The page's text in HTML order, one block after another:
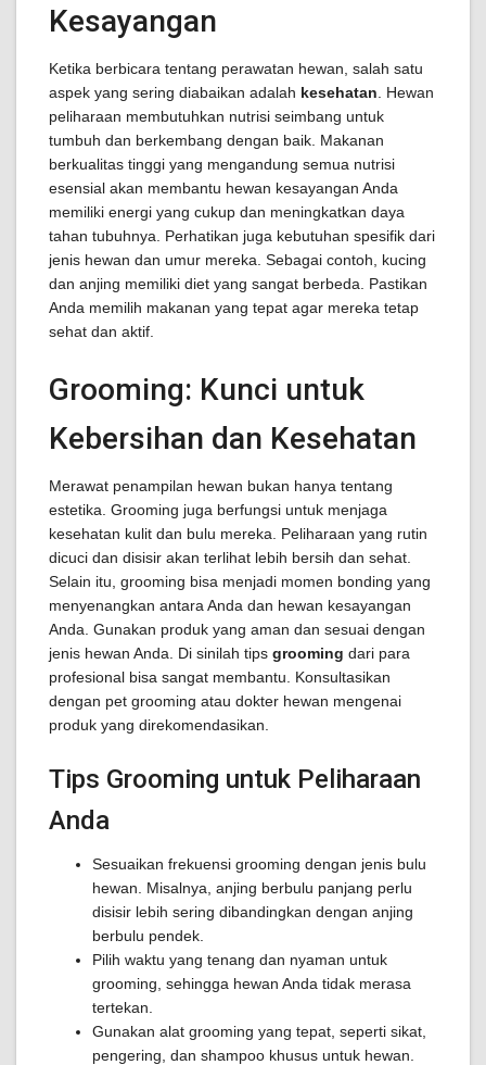
Kesayangan
Ketika berbicara tentang perawatan hewan, salah satu
aspek yang sering diabaikan adalah kesehatan . Hewan
peliharaan membutuhkan nutrisi seimbang untuk
tumbuh dan berkembang dengan baik. Makanan
berkualitas tinggi yang mengandung semua nutrisi
esensial akan membantu hewan kesayangan Anda
memiliki energi yang cukup dan meningkatkan daya
tahan tubuhnya. Perhatikan juga kebutuhan spesifik dari
jenis hewan dan umur mereka. Sebagai contoh, kucing
dan anjing memiliki diet yang sangat berbeda. Pastikan
Anda memilih makanan yang tepat agar mereka tetap
sehat dan aktif.
Grooming: Kunci untuk
Kebersihan dan Kesehatan
Merawat penampilan hewan bukan hanya tentang
estetika. Grooming juga berfungsi untuk menjaga
kesehatan kulit dan bulu mereka. Peliharaan yang rutin
dicuci dan disisir akan terlihat lebih bersih dan sehat.
Selain itu, grooming bisa menjadi momen bonding yang
menyenangkan antara Anda dan hewan kesayangan
Anda. Gunakan produk yang aman dan sesuai dengan
jenis hewan Anda. Di sinilah tips grooming dari para
profesional bisa sangat membantu. Konsultasikan
dengan pet grooming atau dokter hewan mengenai
produk yang direkomendasikan.
Tips Grooming untuk Peliharaan
Anda
Sesuaikan frekuensi grooming dengan jenis bulu
hewan. Misalnya, anjing berbulu panjang perlu
disisir lebih sering dibandingkan dengan anjing
berbulu pendek.
Pilih waktu yang tenang dan nyaman untuk
grooming, sehingga hewan Anda tidak merasa
tertekan.
Gunakan alat grooming yang tepat, seperti sikat,
pengering, dan shampoo khusus untuk hewan.